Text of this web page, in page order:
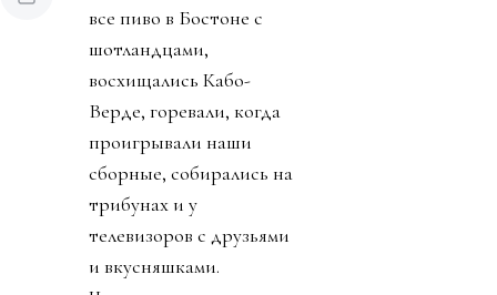
все пиво в Бостоне с
шотландцами,
восхищались Кабо-
Верде, горевали, когда
проигрывали наши
сборные, собирались на
трибунах и у
телевизоров с друзьями
и вкусняшками.